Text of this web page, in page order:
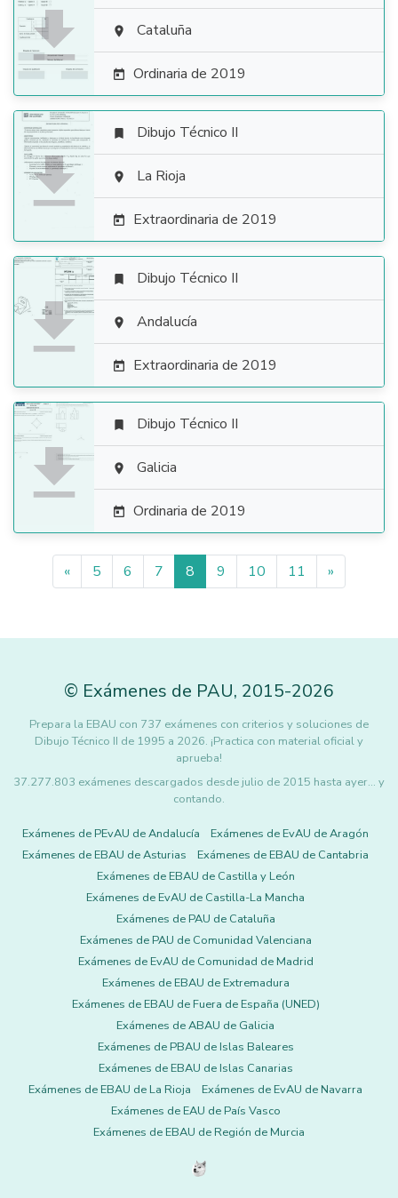
  Cataluña
 Ordinaria de 2019

 Dibujo Técnico II
 La Rioja
 Extraordinaria de 2019

 Dibujo Técnico II
 Andalucía
 Extraordinaria de 2019

 Dibujo Técnico II
 Galicia
 Ordinaria de 2019
« 5 6 7 8 9 10 11 »
© Exámenes de PAU, 2015-2026
Prepara la EBAU con 737 exámenes con criterios y soluciones de
Dibujo Técnico II de 1995 a 2026. ¡Practica con material oficial y
aprueba!
37.277.803 exámenes descargados desde julio de 2015 hasta ayer... y
contando.
Exámenes de PEvAU de Andalucía
Exámenes de EvAU de Aragón
Exámenes de EBAU de Asturias
Exámenes de EBAU de Cantabria
Exámenes de EBAU de Castilla y León
Exámenes de EvAU de Castilla-La Mancha
Exámenes de PAU de Cataluña
Exámenes de PAU de Comunidad Valenciana
Exámenes de EvAU de Comunidad de Madrid
Exámenes de EBAU de Extremadura
Exámenes de EBAU de Fuera de España (UNED)
Exámenes de ABAU de Galicia
Exámenes de PBAU de Islas Baleares
Exámenes de EBAU de Islas Canarias
Exámenes de EBAU de La Rioja
Exámenes de EvAU de Navarra
Exámenes de EAU de País Vasco
Exámenes de EBAU de Región de Murcia